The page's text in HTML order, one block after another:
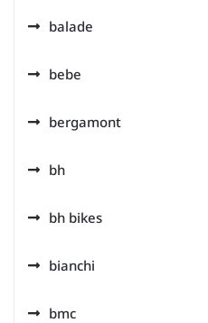
balade
bebe
bergamont
bh
bh bikes
bianchi
bmc